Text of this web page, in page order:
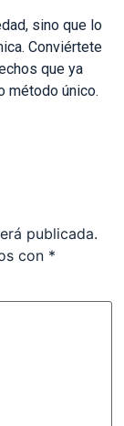
sino que lo
Conviértete
que ya
método único.
publicada.
con *